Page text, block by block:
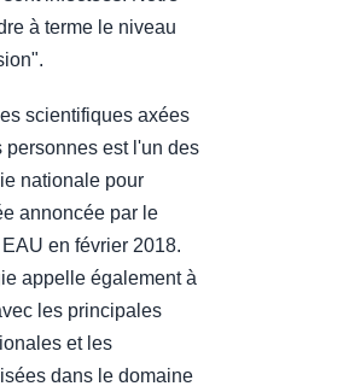
à terme le niveau
scientifiques axées
personnes est l'un des
nationale pour
annoncée par le
en février 2018.
appelle également à
les principales
et les
dans le domaine